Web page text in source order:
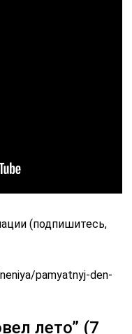
(подпишитесь,
pamyatnyj-den-
лето” (7